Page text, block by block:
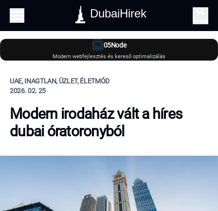
DubaiHirek
05Node
Modern webfejlesztés és kereső optimalizálás
UAE, INAGTLAN, ÜZLET, ÉLETMÓD
2026. 02. 25
Modern irodaház vált a híres
dubai óratoronyból